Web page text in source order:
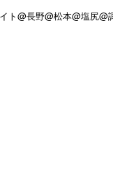
@長野@松本@塩尻@